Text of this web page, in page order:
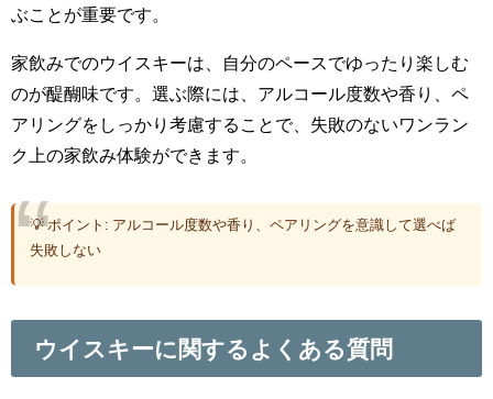
ぶことが重要です。
家飲みでのウイスキーは、自分のペースでゆったり楽しむ
のが醍醐味です。選ぶ際には、アルコール度数や香り、ペ
アリングをしっかり考慮することで、失敗のないワンラン
ク上の家飲み体験ができます。
💡 ポイント: アルコール度数や香り、ペアリングを意識して選べば
失敗しない
ウイスキーに関するよくある質問